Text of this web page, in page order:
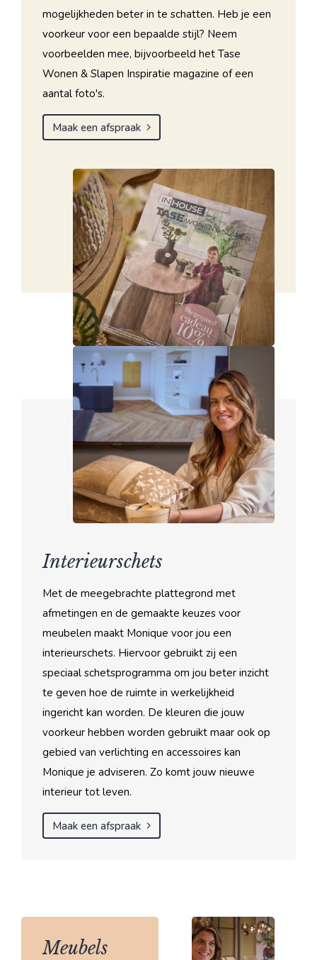
mogelijkheden beter in te schatten. Heb je een
voorkeur voor een bepaalde stijl? Neem
voorbeelden mee, bijvoorbeeld het Tase
Wonen & Slapen Inspiratie magazine of een
aantal foto's.
Maak een afspraak
Interieurschets
Met de meegebrachte plattegrond met
afmetingen en de gemaakte keuzes voor
meubelen maakt Monique voor jou een
interieurschets. Hiervoor gebruikt zij een
speciaal schetsprogramma om jou beter inzicht
te geven hoe de ruimte in werkelijkheid
ingericht kan worden. De kleuren die jouw
voorkeur hebben worden gebruikt maar ook op
gebied van verlichting en accessoires kan
Monique je adviseren. Zo komt jouw nieuwe
interieur tot leven.
Maak een afspraak
Meubels